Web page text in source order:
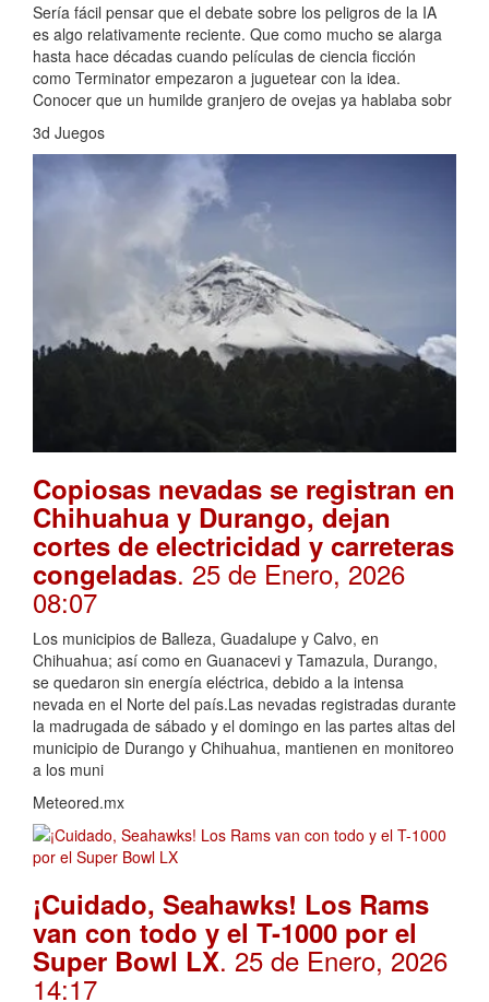
Sería fácil pensar que el debate sobre los peligros de la IA
es algo relativamente reciente. Que como mucho se alarga
hasta hace décadas cuando películas de ciencia ficción
como Terminator empezaron a juguetear con la idea.
Conocer que un humilde granjero de ovejas ya hablaba sobr
3d Juegos
Copiosas nevadas se registran en
Chihuahua y Durango, dejan
cortes de electricidad y carreteras
congeladas. 25 de Enero, 2026
08:07
Los municipios de Balleza, Guadalupe y Calvo, en
Chihuahua; así como en Guanacevi y Tamazula, Durango,
se quedaron sin energía eléctrica, debido a la intensa
nevada en el Norte del país.Las nevadas registradas durante
la madrugada de sábado y el domingo en las partes altas del
municipio de Durango y Chihuahua, mantienen en monitoreo
a los muni
Meteored.mx
¡Cuidado, Seahawks! Los Rams
van con todo y el T-1000 por el
Super Bowl LX. 25 de Enero, 2026
14:17